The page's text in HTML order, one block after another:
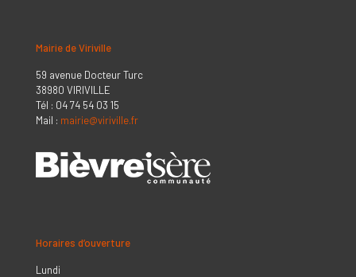
Mairie de Viriville
59 avenue Docteur Turc
38980 VIRIVILLE
Tél : 04 74 54 03 15
Mail : mairie@viriville.fr
Horaires d’ouverture
Lundi